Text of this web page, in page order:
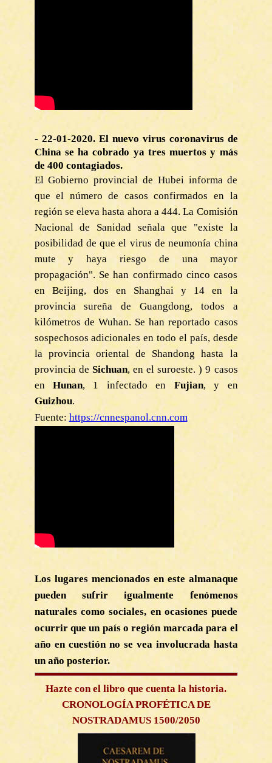
- 22-01-2020. El nuevo virus coronavirus de
China se ha cobrado ya tres muertos y más
de 400 contagiados.
El Gobierno provincial de Hubei informa de
que el número de casos confirmados en la
región se eleva hasta ahora a 444. La Comisión
Nacional de Sanidad señala que "existe la
posibilidad de que el virus de neumonía china
mute y haya riesgo de una mayor
propagación". Se han confirmado cinco casos
en Beijing, dos en Shanghai y 14 en la
provincia sureña de Guangdong, todos a
kilómetros de Wuhan. Se han reportado casos
sospechosos adicionales en todo el país, desde
la provincia oriental de Shandong hasta la
provincia de Sichuan, en el suroeste. ) 9 casos
en Hunan, 1 infectado en Fujian, y en
Guizhou.
Fuente: https://cnnespanol.cnn.com
Los lugares mencionados en este almanaque
pueden sufrir igualmente fenómenos
naturales como sociales, en ocasiones puede
ocurrir que un país o región marcada para el
año en cuestión no se vea involucrada hasta
un año posterior.
Hazte con el libro que cuenta la historia.
CRONOLOGÍA PROFÉTICA DE
NOSTRADAMUS 1500/2050